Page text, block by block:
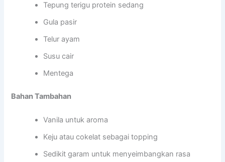
Tepung terigu protein sedang
Gula pasir
Telur ayam
Susu cair
Mentega
Bahan Tambahan
Vanila untuk aroma
Keju atau cokelat sebagai topping
Sedikit garam untuk menyeimbangkan rasa